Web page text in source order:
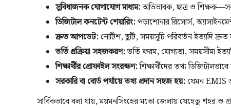
সুবিধাজনক যোগাযোগ মাধ্যম:অভিভাবক, ছাত্র ও
ডিজিটাল কনটেন্ট শেয়ারিং:পড়াশোনার রিসোর্স,
দ্রুত আপডেট:নোটিশ, ছুটি, সময়সূচি পরিবর্তন ইত্যাদি
ভর্তি প্রক্রিয়া সহজকরণ:ভর্তি ফরম, যোগ্যতা, সময়সীমা
শিক্ষার্থীর প্রোফাইল সংরক্ষণ:শিক্ষার্থীদের তথ্য
সরকারি বা বোর্ড পর্যায়ে তথ্য প্রদান সহজ হয়:যেমন EMIS
সার্বিকভাবে বলা যায়, ময়মনসিংহের মতো জেলায় যেহেতু শহর ও